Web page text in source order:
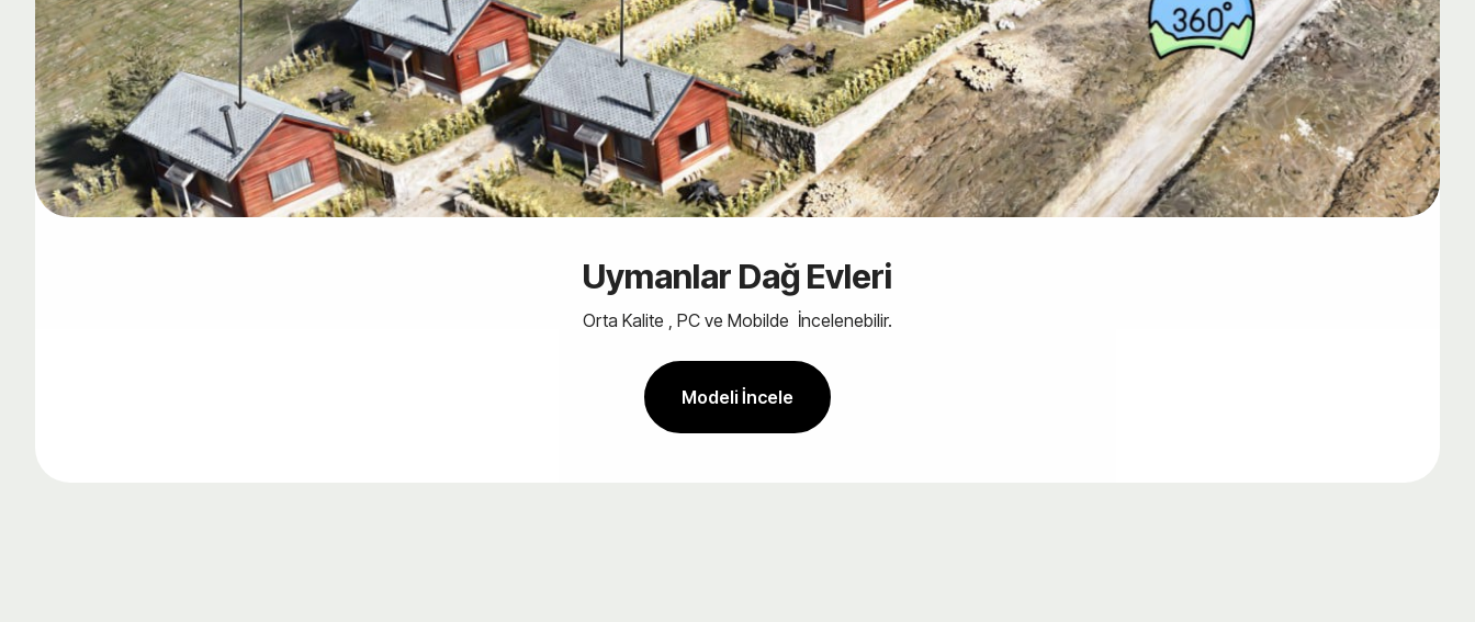
Uymanlar Dağ Evleri
Orta Kalite , PC ve Mobilde İncelenebilir.
Modeli İncele